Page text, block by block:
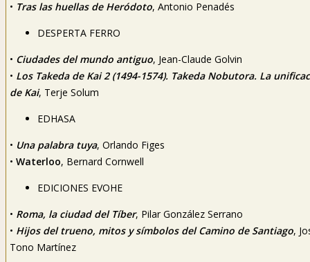
• Tras las huellas de Heródoto, Antonio Penadés
DESPERTA FERRO
• Ciudades del mundo antiguo, Jean-Claude Golvin
• Los Takeda de Kai 2 (1494-1574). Takeda Nobutora. La
de Kai, Terje Solum
EDHASA
• Una palabra tuya, Orlando Figes
• Waterloo, Bernard Cornwell
EDICIONES EVOHE
• Roma, la ciudad del Tíber, Pilar González Serrano
• Hijos del trueno, mitos y símbolos del Camino de Santiago,
Tono Martínez